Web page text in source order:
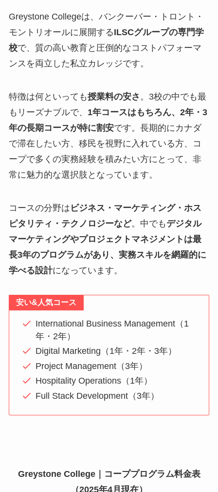
Greystone Collegeは、バンクーバー・トロント・
モントリオールに展開するILSCグループの専門学
校で、質の高い教育と圧倒的なコストパフォーマ
ンスを両立した私立カレッジです。
特徴は何といっても授業料の安さ 。3校の中でも最
もリーズナブルで、 1年コースはもちろん、2年・3
年の長期コースが特に割安です。長期的にカナダ
で滞在したい方、移民を視野に入れている方、コ
ープで多くの実務経験を積みたい方にとって、非
常に魅力的な選択肢となっています。
コースの分野は ビジネス・マーケティング・ホス
ピタリティ・テクノロジーなど。中でも デジタル
マーケティングやプロジェクトマネジメントは最
長3年のプログラムがあり、実務スキルを網羅的に
学べる設計になっています。
安い&人気コース
International Business Management（1
年・2年）
Digital Marketing（1年・2年・3年）
Project Management（3年）
Hospitality Operations（1年）
Full Stack Development（3年）
Greystone College｜コーププログラム料金表
（2025年4月現在）